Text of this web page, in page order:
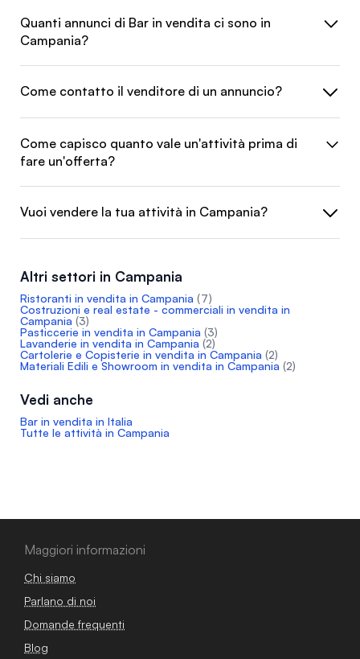
Quanti annunci di Bar in vendita ci sono in
Campania?
Come contatto il venditore di un annuncio?
Come capisco quanto vale un'attività prima di
fare un'offerta?
Vuoi vendere la tua attività in Campania?
Altri settori in Campania
Ristoranti in vendita in Campania (7)
Costruzioni e real estate - commerciali in vendita in
Campania (3)
Pasticcerie in vendita in Campania (3)
Lavanderie in vendita in Campania (2)
Cartolerie e Copisterie in vendita in Campania (2)
Materiali Edili e Showroom in vendita in Campania (2)
Vedi anche
Bar in vendita in Italia
Tutte le attività in Campania
Maggiori informazioni
Chi siamo
Parlano di noi
Domande frequenti
Blog